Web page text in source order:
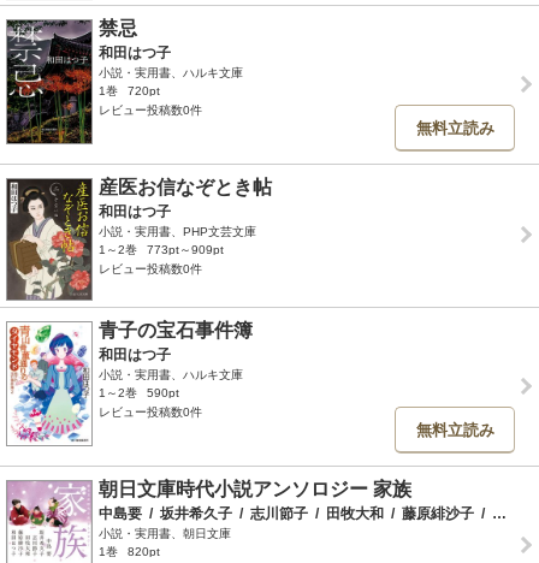
禁忌
和田はつ子
小説・実用書、ハルキ文庫
1巻
720pt
レビュー投稿数0件
無料立読み
産医お信なぞとき帖
和田はつ子
小説・実用書、PHP文芸文庫
1～2巻
773pt～909pt
レビュー投稿数0件
青子の宝石事件簿
和田はつ子
小説・実用書、ハルキ文庫
1～2巻
590pt
レビュー投稿数0件
無料立読み
朝日文庫時代小説アンソロジー 家族
中島要 / 坂井希久子 / 志川節子 / 田牧大和 / 藤原緋沙子 /
小説・実用書、朝日文庫
1巻
820pt